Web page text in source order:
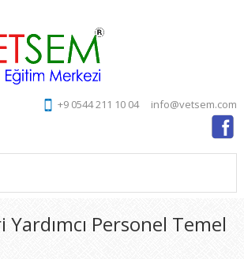
+9 0544 211 10 04 info@vetsem.com
Personel Temel